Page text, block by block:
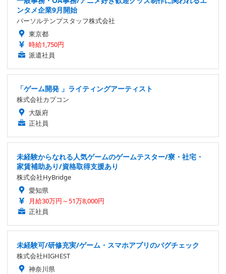
ンタメ企業9月開始
パーソルテンプスタッフ株式会社
東京都
時給1,750円
派遣社員
「ゲーム開発 」ライティングアーティスト
株式会社カプコン
大阪府
正社員
未経験からなれる人気ゲームのゲームテスター/寮・社宅・
家賃補助あり/資格取得支援あり
株式会社HyBridge
愛知県
月給30万円～51万8,000円
正社員
未経験可/研修充実/ゲーム・スマホアプリのバグチェック
株式会社HIGHEST
神奈川県